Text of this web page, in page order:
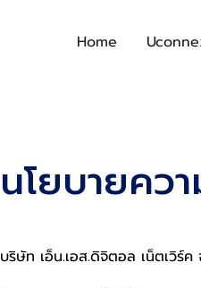
Home
นโยบายคว
บริษัท เอ็น.เอส.ดิจิตอล เน็ตเวิร์ค